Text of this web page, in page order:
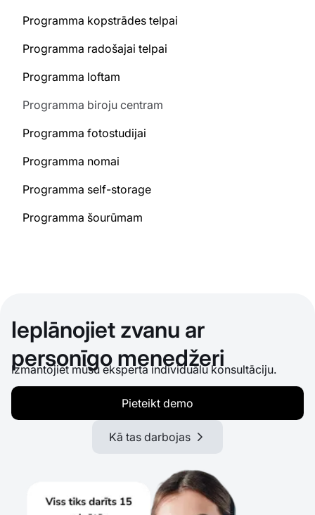
Programma kopstrādes telpai
Programma radošajai telpai
Programma loftam
Programma biroju centram
Programma fotostudijai
Programma nomai
Programma self-storage
Programma šourūmam
Ieplānojiet zvanu ar
personīgo menedžeri
Izmantojiet mūsu eksperta individuālu konsultāciju.
Pieteikt demo
Kā tas darbojas